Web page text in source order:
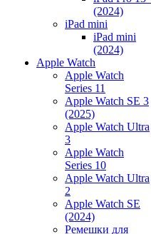
(2024)
iPad mini
iPad mini
(2024)
Apple Watch
Apple Watch
Series 11
Apple Watch SE 3
(2025)
Apple Watch Ultra
3
Apple Watch
Series 10
Apple Watch Ultra
2
Apple Watch SE
(2024)
Ремешки для